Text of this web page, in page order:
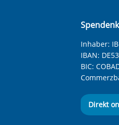
Inhaber:
IBAN:
BIC:
Direkt